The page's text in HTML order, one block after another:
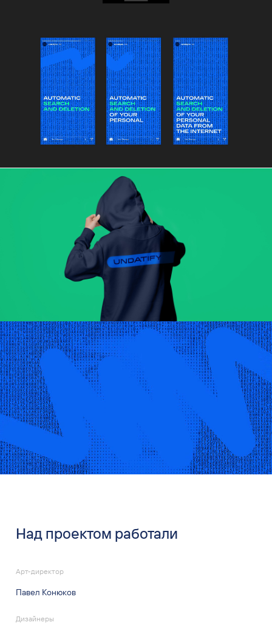
Над проектом работали
Aрт-директор
Павел Конюков
Дизайнеры